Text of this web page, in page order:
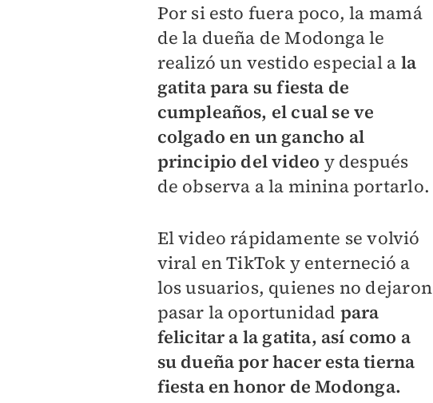
Por si esto fuera poco, la mamá
de la dueña de Modonga le
realizó un vestido especial a la
gatita para su fiesta de
cumpleaños, el cual se ve
colgado en un gancho al
principio del video y después
de observa a la minina portarlo.
El video rápidamente se volvió
viral en TikTok y enterneció a
los usuarios, quienes no dejaron
pasar la oportunidad para
felicitar a la gatita, así como a
su dueña por hacer esta tierna
fiesta en honor de Modonga.